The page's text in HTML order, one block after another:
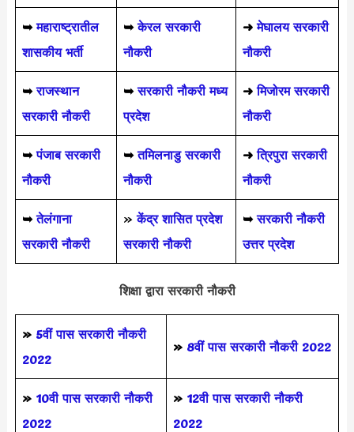
➥ महाराष्ट्रातील
शासकीय भर्ती
➥ केरल सरकारी
नौकरी
➜ मेघालय सरकारी
नौकरी
➥ राजस्थान
सरकारी नौकरी
➥सरकारी नौकरी मध्य
प्रदेश
➜मिजोरम सरकारी
नौकरी
➥ पंजाब सरकारी
नौकरी
➥ तमिलनाडु सरकारी
नौकरी
➜ त्रिपुरा सरकारी
नौकरी
➥तेलंगाना
सरकारी नौकरी
»केंद्र शासित प्रदेश
सरकारी नौकरी
➥ सरकारी नौकरी
उत्तर प्रदेश
शिक्षा द्वारा सरकारी नौकरी
» 5वीं पास सरकारी नौकरी
2022
» 8वीं पास सरकारी नौकरी 2022
» 10वी पास सरकारी नौकरी
2022
» 12वी पास सरकारी नौकरी
2022